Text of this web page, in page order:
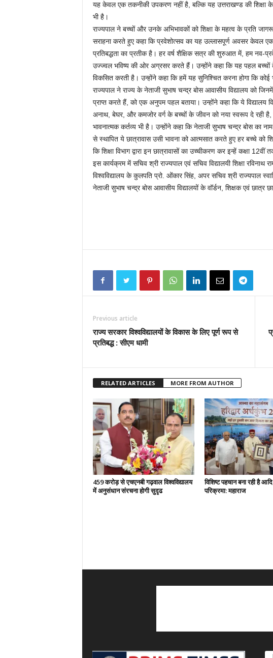
यह केवल एक तकनीकी उपकरण नहीं है, बल्कि यह उत्तराखण्ड की शिक्षा
भी है।
राज्यपाल ने बच्चों और उनके अभिभावकों को शिक्षा के महत्व के प्रति
सराहना करते हुए कहा कि प्रवेशोत्सव का यह उल्लासपूर्ण अवसर केवल एक
प्रतिबद्धता का प्रतीक है। हर वर्ष शैक्षिक सत्र की शुरुआत में, हम नव-
उज्ज्वल भविष्य की ओर अग्रसर करते हैं। उन्होंने कहा कि यह पहल
विकसित करती है। उन्होंने कहा कि हमें यह सुनिश्चित करना होगा कि कोई
राज्यपाल ने राज्य के नेताजी सुभाष चन्द्र बोस आवासीय विद्यालय को
प्राप्त करते हैं, को एक अनुपम पहल बताया। उन्होंने कहा कि ये विद्यालय
अनाथ, बेघर, और कमजोर वर्ग के बच्चों के जीवन को नया स्वरूप दे रही है,
भावनात्मक कर्तव्य भी है। उन्होंने कहा कि नेताजी सुभाष चन्द्र बोस का
से स्थापित ये छात्रावास उसी भावना को आत्मसात करते हुए हर बच्चे को
कि शिक्षा विभाग द्वारा इन छात्रावासों का उच्चीकरण कर इन्हें कक्षा 12वीं
इस कार्यक्रम में सचिव श्री राज्यपाल एवं सचिव विद्यालयी शिक्षा रविनाथ
विश्वविद्यालय के कुलपति प्रो. ओंकार सिंह, अपर सचिव श्री राज्यपाल
नेताजी सुभाष चन्द्र बोस आवासीय विद्यालयों के वॉर्डन, शिक्षक एवं छात्र
Previous article
राज्य सरकार विश्वविद्यालयों के विकास के लिए पूर्ण रूप से
प्रतिबद्ध : सीएम धामी
RELATED ARTICLES MORE FROM AUTHOR
459 करोड़ से एचएनबी गढ़वाल विश्वविद्यालय
में अनुसंधान संरचना होगी सुदृढ
विशिष्ट पहचान बना रही है
परिक्रमा: महाराज